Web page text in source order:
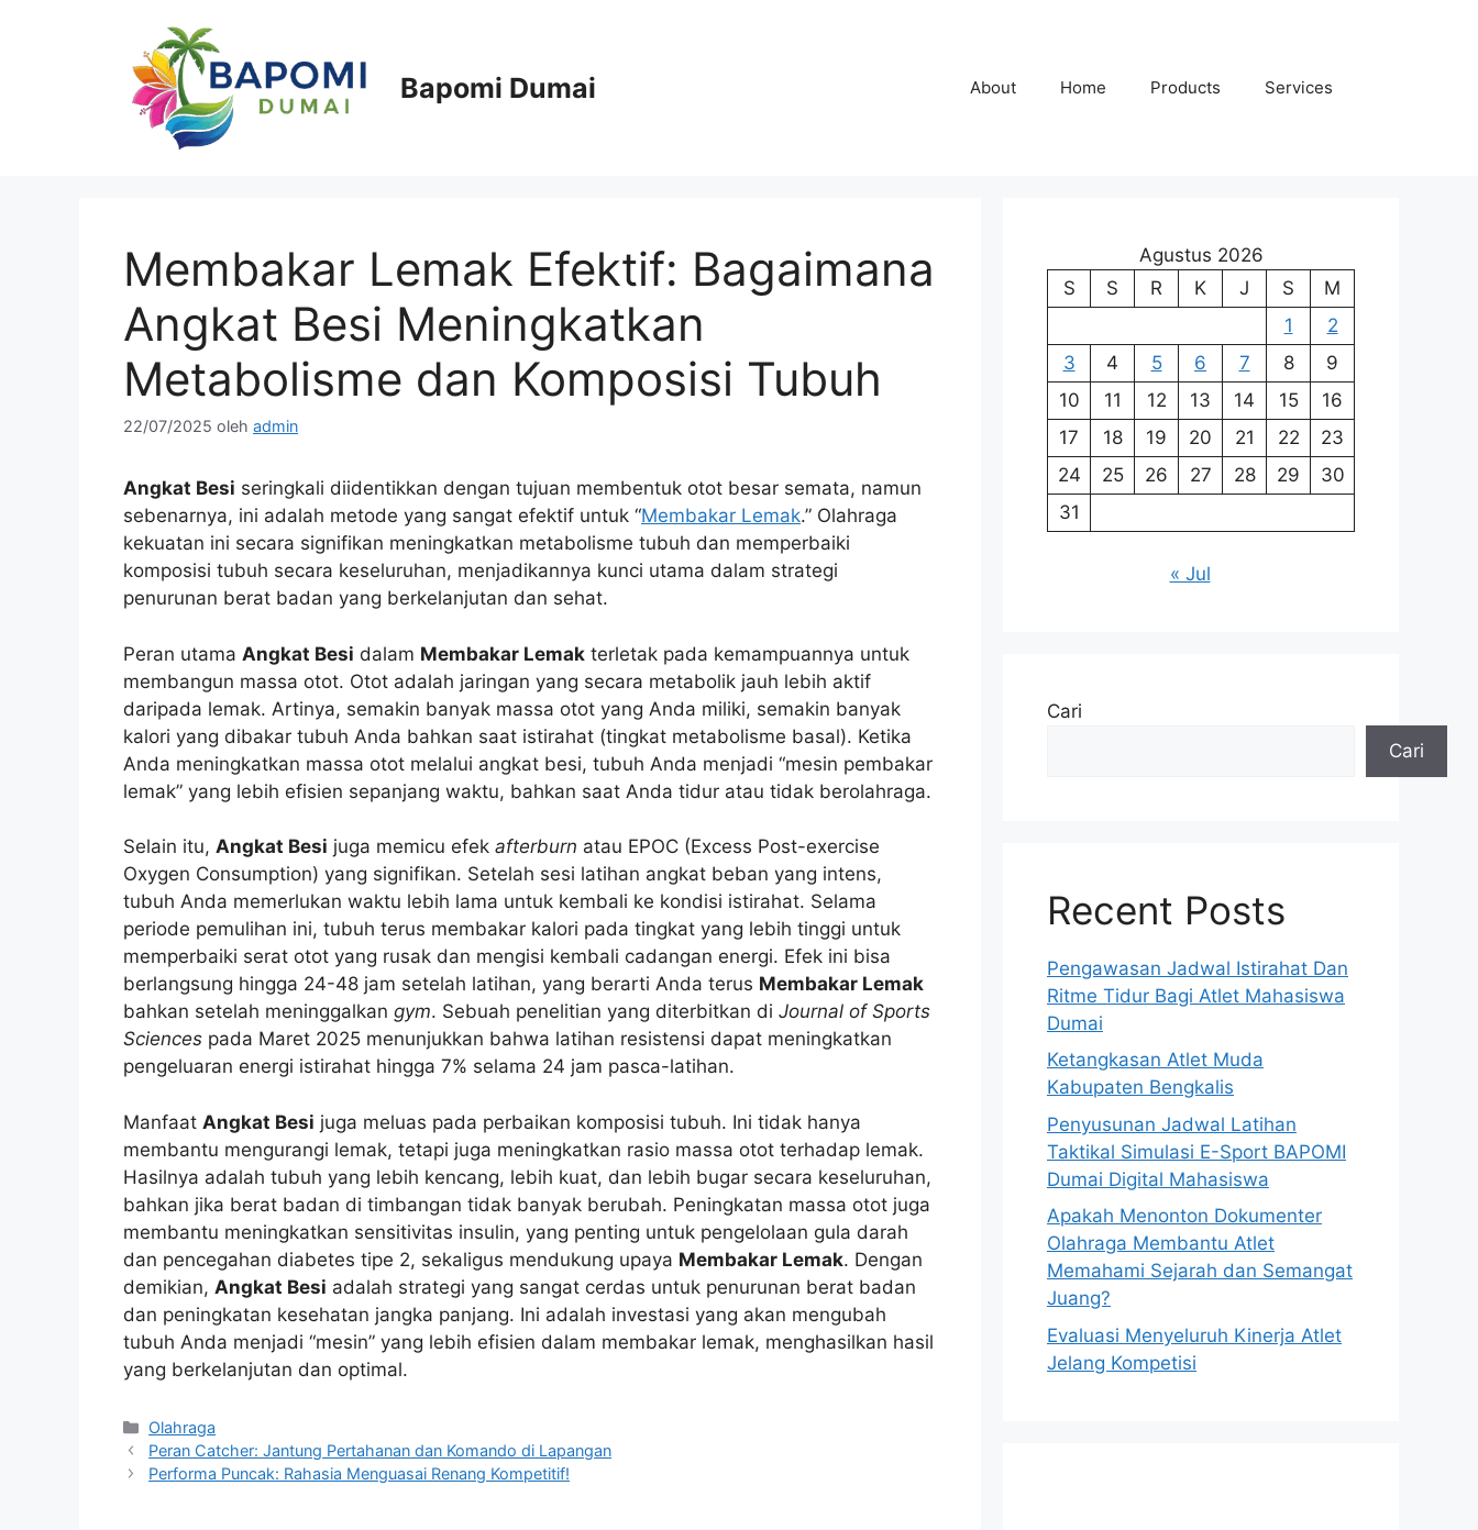
Bapomi Dumai About Home Products Services
Membakar Lemak Efektif: Bagaimana
Angkat Besi Meningkatkan
Metabolisme dan Komposisi Tubuh
22/07/2025 oleh admin
Angkat Besi seringkali diidentikkan dengan tujuan membentuk otot besar semata, namun
sebenarnya, ini adalah metode yang sangat efektif untuk “Membakar Lemak.” Olahraga
kekuatan ini secara signifikan meningkatkan metabolisme tubuh dan memperbaiki
komposisi tubuh secara keseluruhan, menjadikannya kunci utama dalam strategi
penurunan berat badan yang berkelanjutan dan sehat.
Peran utama Angkat Besi dalam Membakar Lemak terletak pada kemampuannya untuk
membangun massa otot. Otot adalah jaringan yang secara metabolik jauh lebih aktif
daripada lemak. Artinya, semakin banyak massa otot yang Anda miliki, semakin banyak
kalori yang dibakar tubuh Anda bahkan saat istirahat (tingkat metabolisme basal). Ketika
Anda meningkatkan massa otot melalui angkat besi, tubuh Anda menjadi “mesin pembakar
lemak” yang lebih efisien sepanjang waktu, bahkan saat Anda tidur atau tidak berolahraga.
Selain itu, Angkat Besi juga memicu efek afterburn atau EPOC (Excess Post-exercise
Oxygen Consumption) yang signifikan. Setelah sesi latihan angkat beban yang intens,
tubuh Anda memerlukan waktu lebih lama untuk kembali ke kondisi istirahat. Selama
periode pemulihan ini, tubuh terus membakar kalori pada tingkat yang lebih tinggi untuk
memperbaiki serat otot yang rusak dan mengisi kembali cadangan energi. Efek ini bisa
berlangsung hingga 24-48 jam setelah latihan, yang berarti Anda terus Membakar Lemak
bahkan setelah meninggalkan gym. Sebuah penelitian yang diterbitkan di Journal of Sports
Sciences pada Maret 2025 menunjukkan bahwa latihan resistensi dapat meningkatkan
pengeluaran energi istirahat hingga 7% selama 24 jam pasca-latihan.
Manfaat Angkat Besi juga meluas pada perbaikan komposisi tubuh. Ini tidak hanya
membantu mengurangi lemak, tetapi juga meningkatkan rasio massa otot terhadap lemak.
Hasilnya adalah tubuh yang lebih kencang, lebih kuat, dan lebih bugar secara keseluruhan,
bahkan jika berat badan di timbangan tidak banyak berubah. Peningkatan massa otot juga
membantu meningkatkan sensitivitas insulin, yang penting untuk pengelolaan gula darah
dan pencegahan diabetes tipe 2, sekaligus mendukung upaya Membakar Lemak. Dengan
demikian, Angkat Besi adalah strategi yang sangat cerdas untuk penurunan berat badan
dan peningkatan kesehatan jangka panjang. Ini adalah investasi yang akan mengubah
tubuh Anda menjadi “mesin” yang lebih efisien dalam membakar lemak, menghasilkan hasil
yang berkelanjutan dan optimal.
Kategori
Olahraga
Peran Catcher: Jantung Pertahanan dan Komando di Lapangan
Performa Puncak: Rahasia Menguasai Renang Kompetitif!
Agustus 2026
S
S R K J S
M
1
2
3
4 5 6 7 8
9
10
11 12 13 14 15
16
17
18 19 20 21 22
23
24
25 26 27 28 29
30
31
« Jul
Cari
Cari
Recent Posts
Pengawasan Jadwal Istirahat Dan
Ritme Tidur Bagi Atlet Mahasiswa
Dumai
Ketangkasan Atlet Muda
Kabupaten Bengkalis
Penyusunan Jadwal Latihan
Taktikal Simulasi E-Sport BAPOMI
Dumai Digital Mahasiswa
Apakah Menonton Dokumenter
Olahraga Membantu Atlet
Memahami Sejarah dan Semangat
Juang?
Evaluasi Menyeluruh Kinerja Atlet
Jelang Kompetisi